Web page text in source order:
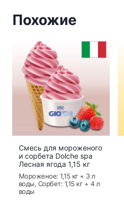
Похожие
Смесь для мороженого
и сорбета Dolche spa
Лесная ягода 1,15 кг
Мороженое: 1,15 кг + 3 л
воды, Сорбет: 1,15 кг + 4 л
воды